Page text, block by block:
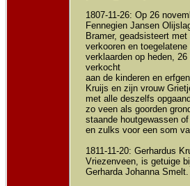
1807-11-26: Op 26
Fennegien Jansen
Bramer, geadsisteert
verkooren en
verklaarden op heden,
verkocht
aan de kinderen en
Kruijs en zijn vrouw
met alle deszelfs
zo veen als goorden
staande houtgewassen
en zulks voor een som
1811-11-20: Gerhardus
Vriezenveen, is getuige
Gerharda Johanna Smelt.